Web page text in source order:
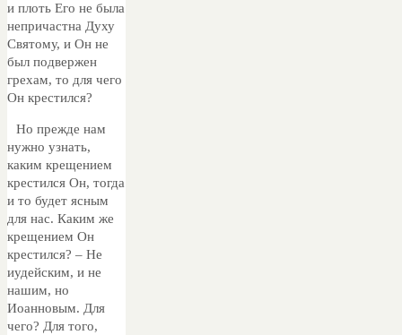
и плоть Его не была
непричастна Духу
Святому, и Он не
был подвержен
грехам, то для чего
Он крестился?
Но прежде нам
нужно узнать,
каким крещением
крестился Он, тогда
и то будет ясным
для нас. Каким же
крещением Он
крестился? – Не
иудейским, и не
нашим, но
Иоанновым. Для
чего? Для того,